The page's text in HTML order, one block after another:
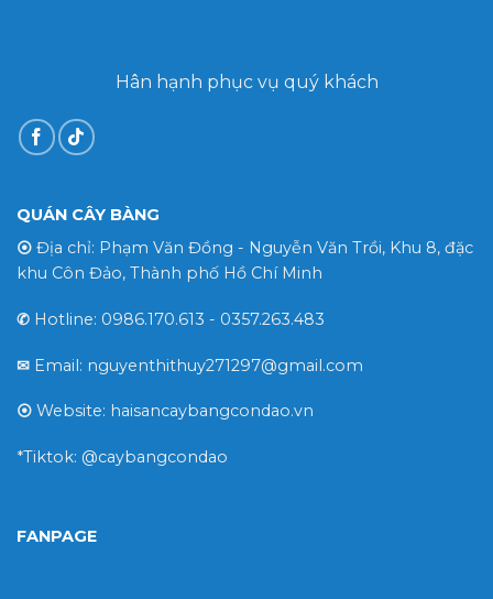
Hân hạnh phục vụ quý khách
QUÁN CÂY BÀNG
⦿ Địa chỉ: Phạm Văn Đồng - Nguyễn Văn Trồi, Khu 8, đặc
khu Côn Đảo, Thành phố Hồ Chí Minh
✆ Hotline: 0986.170.613 - 0357.263.483
✉ Email: nguyenthithuy271297@gmail.com
⦿ Website: haisancaybangcondao.vn
*Tiktok: @caybangcondao
FANPAGE